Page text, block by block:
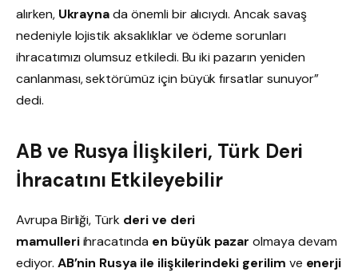
alırken, Ukraynada önemli bir alıcıydı. Ancak savaş
nedeniyle lojistik aksaklıklar ve ödeme sorunları
ihracatımızı olumsuz etkiledi. Bu iki pazarın yeniden
canlanması, sektörümüz için büyük fırsatlar sunuyor”
dedi.
AB ve Rusya İlişkileri, Türk Deri
İhracatını Etkileyebilir
Avrupa Birliği, Türk deri ve deri
mamulleriihracatında en büyük pazar olmaya devam
ediyor. AB’nin Rusya ile ilişkilerindeki gerilim ve enerji